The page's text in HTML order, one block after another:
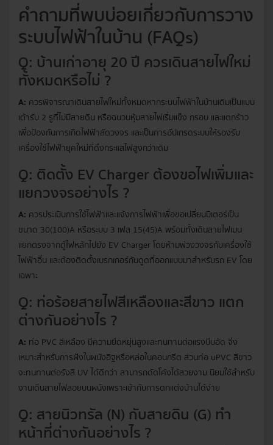
คำถามที่พบบ่อยเกี่ยวกับการวาง
ระบบไฟฟ้าในบ้าน (FAQs)
Q: บ้านเก่าอายุ 20 ปี ควรเดินสายไฟใหม่
ทั้งหมดหรือไม่ ?
A: ควรพิจารณาเดินสายไฟใหม่ทั้งหมดหากระบบไฟฟ้าในบ้านเดิมเป็นแบบ
เต้ารับ 2 รูที่ไม่มีสายดิน หรือฉนวนหุ้มสายไฟเริ่มแข็ง กรอบ และแตกร้าว
เพื่อป้องกันการเกิดไฟฟ้าลัดวงจร และเป็นการอัปเกรดระบบให้รองรับ
เครื่องใช้ไฟฟ้ายุคใหม่ที่ดึงกระแสไฟสูงกว่าเดิม
Q: ติดตั้ง EV Charger ต้องขอไฟเพิ่มและ
แยกวงจรอย่างไร ?
A: ควรประเมินการใช้ไฟฟ้าและแจ้งการไฟฟ้าเพื่อขอเปลี่ยนมิเตอร์เป็น
ขนาด 30(100)A หรือระบบ 3 เฟส 15(45)A พร้อมทั้งเดินสายไฟเมน
แยกตรงจากตู้ไฟหลักไปยัง EV Charger โดยห้ามพ่วงวงจรกับเครื่องใช้
ไฟฟ้าอื่น และต้องติดตั้งเบรกเกอร์กันดูดที่ออกแบบมาสำหรับรถ EV โดย
เฉพาะ
Q: ท่อร้อยสายไฟสีเหลืองและสีขาว แตก
ต่างกันอย่างไร ?
A: ท่อ PVC สีเหลือง มีความยืดหยุ่นสูงและทนทานต่อแรงบีบอัด จึง
เหมาะสำหรับการฝังในผนังอิฐหรือหล่อในคอนกรีต ส่วนท่อ uPVC สีขาว
จะทนทานต่อรังสี UV ได้ดีกว่า สามารถดัดโค้งได้สวยงาม นิยมใช้สำหรับ
งานเดินสายไฟลอยบนผนังเพราะเข้ากับการตกแต่งบ้านได้ง่าย
Q: สายนิวทรัล (N) กับสายดิน (G) ทำ
หน้าที่ต่างกันอย่างไร ?